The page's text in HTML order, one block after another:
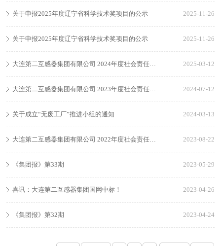
关于申报2025年度辽宁省科学技术奖项目的公示 2025-11-26
关于申报2025年度辽宁省科学技术奖项目的公示 2025-11-26
大连第二互感器集团有限公司 2024年度社会责任报告 2025-03-12
大连第二互感器集团有限公司 2023年度社会责任报告 2024-07-12
关于成立“无废工厂”推进小组的通知 2024-03-13
大连第二互感器集团有限公司 2022年度社会责任报告 2023-08-22
《集团报》第33期 2023-05-29
喜讯：大连第二互感器集团国网中标！ 2023-04-26
《集团报》第32期 2023-04-24